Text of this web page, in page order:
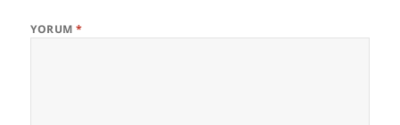
YORUM*